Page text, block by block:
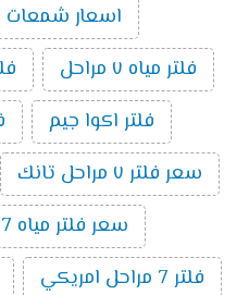
اسعار شمعات
فلتر مياه ٧ مراحل
فلتر اكوا جيم
سعر فلتر ٧ مراحل تانك
سعر فلتر مياه 7 مراحل امريكي
فلتر 7 مراحل امريكي